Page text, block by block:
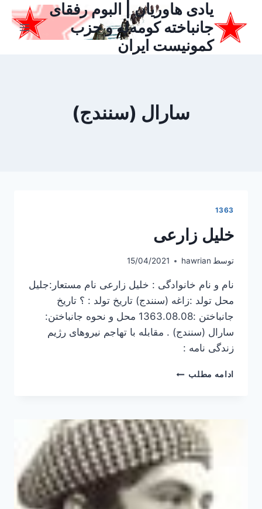
محتوا
یادی هاوریان | البوم رفقای
جانباخته کومه‌له و حزب
کمونیست ایران
سارال (سنندج)
1363
خلیل زارعی
توسط hawrian
15/04/2021
نام و نام خانوادگی : خلیل زارعی نام مستعار:جلیل
محل تولد :زاغه (سنندج) تاریخ تولد : ؟ تاریخ
جانباختن :1363.08.08 محل و نحوه جانباختن:
سارال (سنندج) . مقابله با تهاجم نیروهای رژیم
زندگی نامه :
ادامه مطلب خلیل